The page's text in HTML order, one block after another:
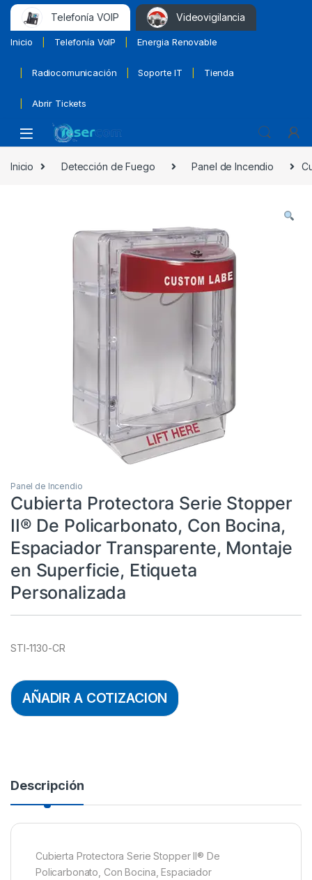
Telefonía VOIP Videovigilancia
Inicio Telefonía VoIP Energia Renovable
Radiocomunicación Soporte IT Tienda
Abrir Tickets
Inicio Detección de Fuego Panel de Incendio
Panel de Incendio
Cubierta Protectora Serie Stopper
II® De Policarbonato, Con Bocina,
Espaciador Transparente, Montaje
en Superficie, Etiqueta
Personalizada
STI-1130-CR
AÑADIR A COTIZACION
Descripción
Cubierta Protectora Serie Stopper II® De
Policarbonato, Con Bocina, Espaciador